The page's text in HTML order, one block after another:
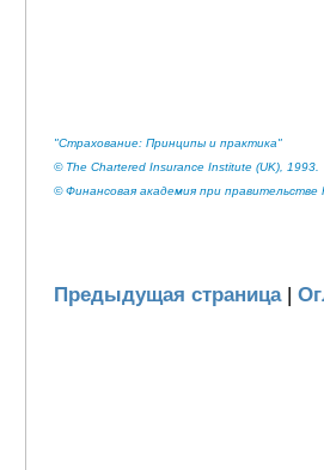
"Страхование: Принципы и практика"
© The Chartered Insurance Institute (UK), 1993.
© Финансовая академия при правительстве
Предыдущая страница|